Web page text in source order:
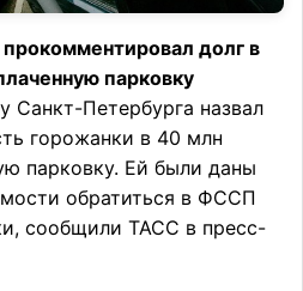
долг в
парковку
Санкт-Петербурга назвал
горожанки в 40 млн
парковку. Ей были даны
обратиться в ФССП
сообщили ТАСС в пресс-